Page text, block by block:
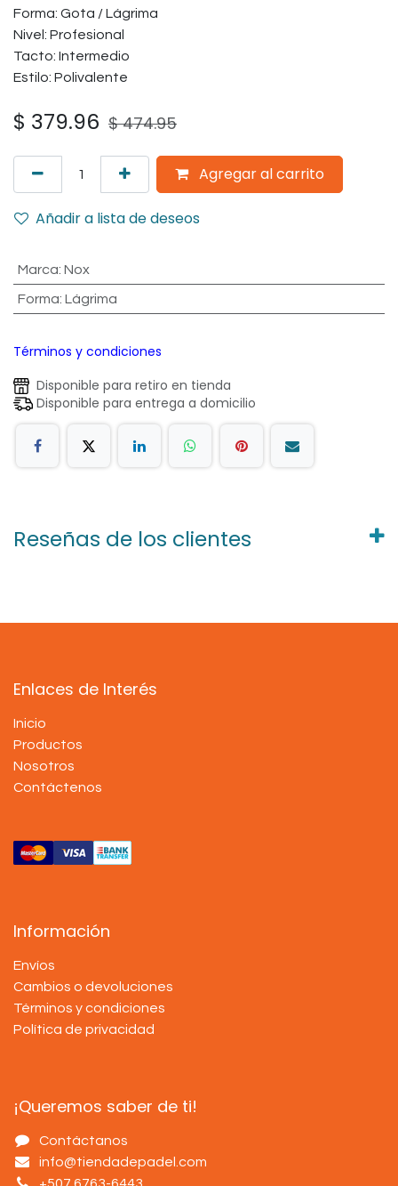
Forma: Gota / Lágrima
Nivel: Profesional
Tacto: Intermedio
Estilo: Polivalente
$ 379.96 $474.95
Agregar al carrito
Añadir a lista de deseos
Marca: Nox
Forma: Lágrima
Términos y condiciones
Disponible para retiro en tienda
Disponible para entrega a domicilio
Reseñas de los clientes
Enlaces de Interés
Inicio
Productos
Nosotros
Contáctenos
Información
Envíos
Cambios o devoluciones
Términos y condiciones
Política de privacidad
¡Queremos saber de ti!
Contáctanos
info@tiendadepadel.com
+507 6763-6443